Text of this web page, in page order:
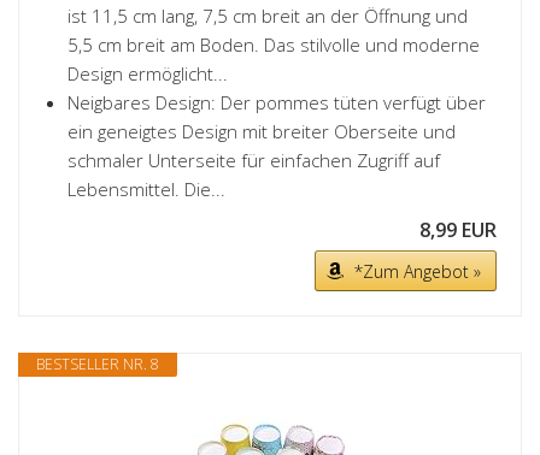
ist 11,5 cm lang, 7,5 cm breit an der Öffnung und
5,5 cm breit am Boden. Das stilvolle und moderne
Design ermöglicht...
Neigbares Design: Der pommes tüten verfügt über
ein geneigtes Design mit breiter Oberseite und
schmaler Unterseite für einfachen Zugriff auf
Lebensmittel. Die...
8,99 EUR
*Zum Angebot »
BESTSELLER NR. 8